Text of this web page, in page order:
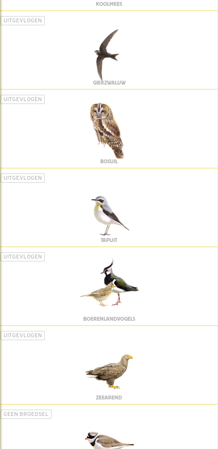
KOOLMEES
UITGEVLOGEN
GIERZWALUW
UITGEVLOGEN
BOSUIL
UITGEVLOGEN
TAPUIT
UITGEVLOGEN
BOERENLANDVOGELS
UITGEVLOGEN
ZEEAREND
GEEN BROEDSEL